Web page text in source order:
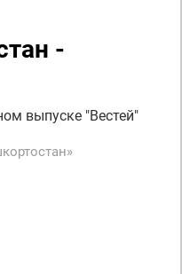
-
выпуске "Вестей"